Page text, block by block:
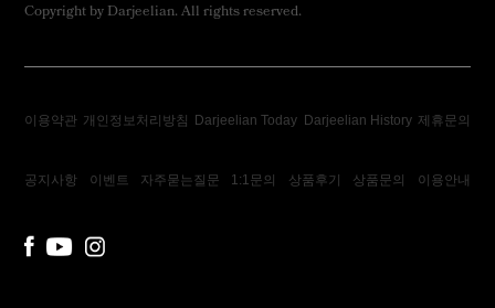
Copyright by Darjeelian. All rights reserved.
이용약관 개인정보처리방침 Darjeelian Today Darjeelian History 제휴문의
공지사항 이벤트 자주묻는질문 1:1문의 상품후기 상품문의 이용안내